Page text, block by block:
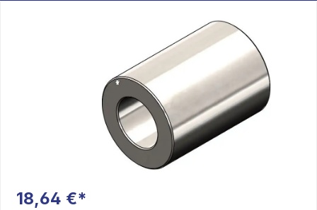
18,64 €*